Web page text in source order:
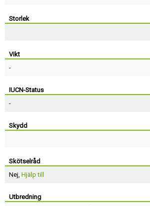
Storlek
Vikt
-
IUCN-Status
-
Skydd
Skötselråd
Nej, Hjälp till
Utbredning